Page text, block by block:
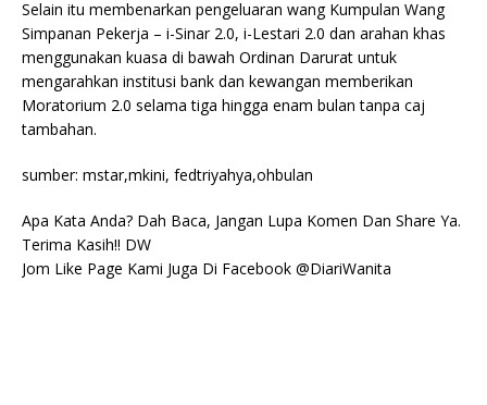
Selain itu membenarkan pengeluaran wang Kumpulan Wang
Simpanan Pekerja – i-Sinar 2.0, i-Lestari 2.0 dan arahan khas
menggunakan kuasa di bawah Ordinan Darurat untuk
mengarahkan institusi bank dan kewangan memberikan
Moratorium 2.0 selama tiga hingga enam bulan tanpa caj
tambahan.
sumber: mstar,mkini, fedtriyahya,ohbulan
Apa Kata Anda? Dah Baca, Jangan Lupa Komen Dan Share Ya.
Terima Kasih!! DW
Jom Like Page Kami Juga Di Facebook @DiariWanita